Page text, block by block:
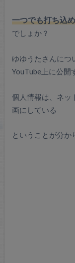
一つでも打ち込
でしょか？
ゆゆうたさんにつ
YouTube上に公開
個人情報は、ネッ
画にしている
ということが分か